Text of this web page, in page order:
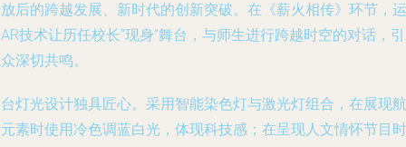
后的跨越发展、新时代的创新突破。在《薪火相传》环节，运
技术让历任校长“现身”舞台，与师生进行跨越时空的对话，
深切共鸣。
灯光设计独具匠心。采用智能染色灯与激光灯组合，在展现航
素时使用冷色调蓝白光，体现科技感；在呈现人文情怀节目时